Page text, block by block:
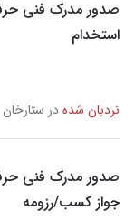
صدور مدرک فنی
استخدام
نردبان شدهدر ستارخان
صدور مدرک فنی
جواز کسب/رزومه